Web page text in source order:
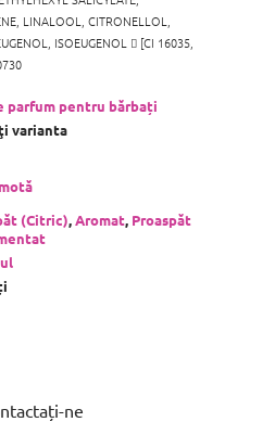
LINALOOL, CITRONELLOL,
ISOEUGENOL  [CI 16035,
parfum pentru bărbați
varianta
(Citric),Aromat, Proaspăt
ne